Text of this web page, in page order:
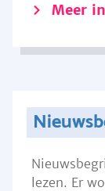
Meer
lezen. Er